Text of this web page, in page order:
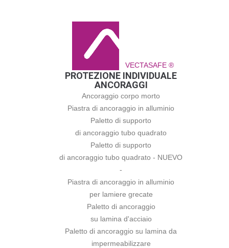
VECTASAFE ®
PROTEZIONE INDIVIDUALE
ANCORAGGI
Ancoraggio corpo morto
Piastra di ancoraggio in alluminio
Paletto di supporto
di ancoraggio tubo quadrato
Paletto di supporto
di ancoraggio tubo quadrato - NUEVO
-
Piastra di ancoraggio in alluminio
per lamiere grecate
Paletto di ancoraggio
su lamina d'acciaio
Paletto di ancoraggio su lamina da
impermeabilizzare